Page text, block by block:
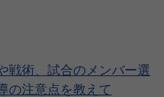
戦術、試合のメンバー選
の注意点を教えて